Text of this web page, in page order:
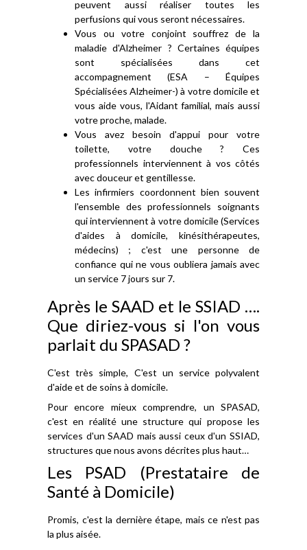
peuvent aussi réaliser toutes les
perfusions qui vous seront nécessaires.
Vous ou votre conjoint souffrez de la
maladie d'Alzheimer ? Certaines équipes
sont spécialisées dans cet
accompagnement (ESA – Équipes
Spécialisées Alzheimer-) à votre domicile et
vous aide vous, l'Aidant familial, mais aussi
votre proche, malade.
Vous avez besoin d'appui pour votre
toilette, votre douche ? Ces
professionnels interviennent à vos côtés
avec douceur et gentillesse.
Les infirmiers coordonnent bien souvent
l'ensemble des professionnels soignants
qui interviennent à votre domicile (Services
d'aides à domicile, kinésithérapeutes,
médecins) ; c'est une personne de
confiance qui ne vous oubliera jamais avec
un service 7 jours sur 7.
Après le SAAD et le SSIAD ….
Que diriez-vous si l'on vous
parlait du SPASAD ?
C'est très simple, C'est un service polyvalent
d'aide et de soins à domicile.
Pour encore mieux comprendre, un SPASAD,
c'est en réalité une structure qui propose les
services d'un SAAD mais aussi ceux d'un SSIAD,
structures que nous avons décrites plus haut…
Les PSAD (Prestataire de
Santé à Domicile)
Promis, c'est la dernière étape, mais ce n'est pas
la plus aisée.